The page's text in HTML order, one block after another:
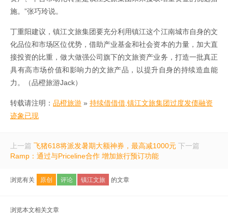
施。”张巧玲说。
丁重阳建议，镇江文旅集团要充分利用镇江这个江南城市自身的文
化品位和市场区位优势，借助产业基金和社会资本的力量，加大直
接投资的比重，做大做强公司旗下的文旅资产业务，打造一批真正
具有高市场价值和影响力的文旅产品，以提升自身的持续造血能
力。（品橙旅游Jack）
转载请注明： 品橙旅游 » 持续借借借,镇江文旅集团过度发债融资
迹象已现
上一篇 飞猪618将派发暑期大额神券，最高减1000元 下一篇
Ramp：通过与Priceline合作 增加旅行预订功能
浏览有关 原创 评论 镇江文旅 的文章
浏览本文相关文章